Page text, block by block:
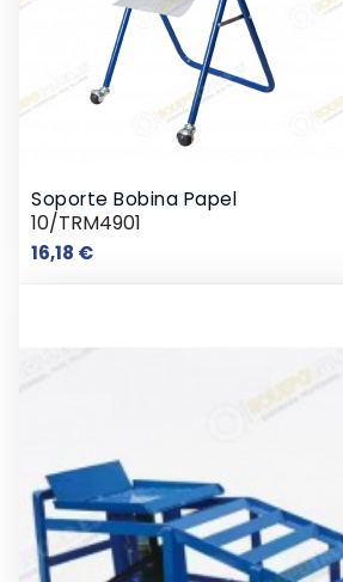
Soporte Bobina Papel
10/TRM4901
16,18 €Precio